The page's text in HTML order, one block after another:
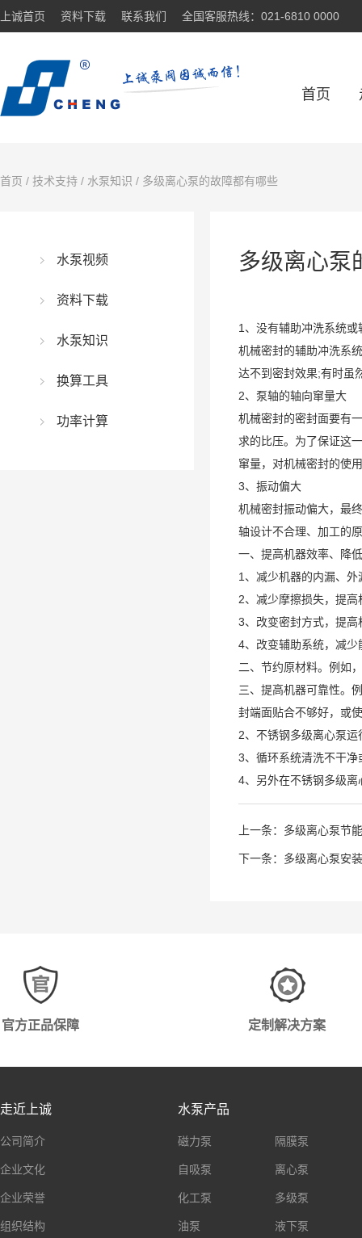
上诚首页 资料下载 联系我们 全国客服热线：021-6810 0000
首页
首页 / 技术支持 / 水泵知识 / 多级离心泵的故障都有哪些
水泵视频
资料下载
水泵知识
换算工具
功率计算
多级离心泵
1、没有辅助冲洗系统
机械密封的辅助冲洗系
达不到密封效果;有时虽
2、泵轴的轴向窜量大
机械密封的密封面要有
求的比压。为了保证这
窜量，对机械密封的使
3、振动偏大
机械密封振动偏大，最
轴设计不合理、加工的
一、提高机器效率、降
1、减少机器的内漏、
2、减少摩擦损失，提
3、改变密封方式，提
4、改变辅助系统，减
二、节约原材料。例如
三、提高机器可靠性。
封端面贴合不够好，或
2、不锈钢多级离心泵
3、循环系统清洗不干
4、另外在不锈钢多级
上一条： 多级离心泵节
下一条： 多级离心泵安
官方正品保障 定制解决方案
走近上诚
公司简介
企业文化
企业荣誉
组织结构
水泵产品
磁力泵 隔膜泵
自吸泵 离心泵
化工泵 多级泵
油泵 液下泵